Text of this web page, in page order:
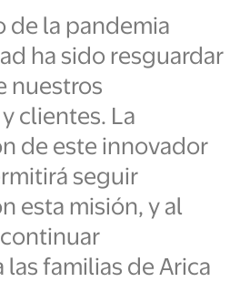
de la pandemia
ha sido resguardar
nuestros
clientes. La
de este innovador
seguir
esta misión, y al
familias de Arica